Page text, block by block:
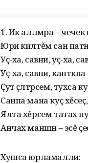
1. Ик аллӑмра –
Юри килтěм сан
Уҫ-ха, савни, уҫ-ха,
Уҫ-ха, савни, кантӑкна
Ҫут ҫӑлтӑрсем, тухса
Санпа мана куҫ хěсеҫ,
Ялта хěрсем татах
Анчах маншӑн – эсě
Хушса юрламалли: